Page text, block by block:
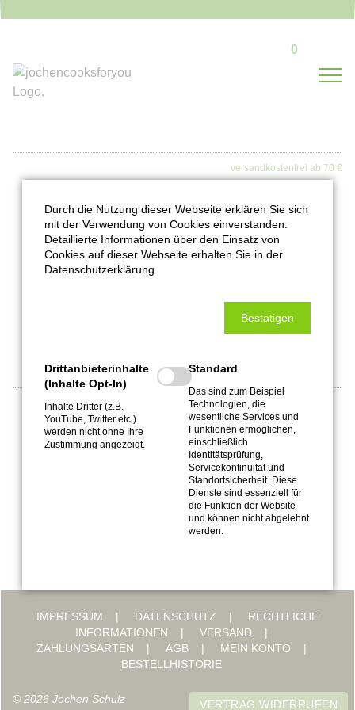
0
Top-Experte bei Listando
IMPRESSUM DATENSCHUTZ
RECHTLICHE
INFORMATIONEN
VERSAND
ZAHLUNGSARTEN
AGB
MEIN KONTO
BESTELLHISTORIE
© 2026 Jochen Schulz VERTRAG WIDERRUFEN
Durch die Nutzung dieser Webseite erklären Sie sich
mit der Verwendung von Cookies einverstanden.
Detaillierte Informationen über den Einsatz von
Cookies auf dieser Webseite erhalten Sie in der
Datenschutzerklärung.
Bestätigen
Drittanbieterinhalte
(Inhalte Opt-In)
Inhalte Dritter (z.B.
YouTube, Twitter etc.)
werden nicht ohne Ihre
Zustimmung angezeigt.
Standard
Das sind zum Beispiel
Technologien, die
wesentliche Services und
Funktionen ermöglichen,
einschließlich
Identitätsprüfung,
Servicekontinuität und
Standortsicherheit. Diese
Dienste sind essenziell für
die Funktion der Website
und können nicht abgelehnt
werden.